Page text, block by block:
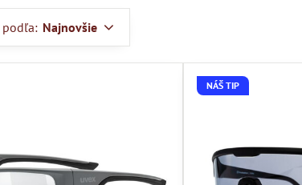
podľa: Najnovšie
NÁŠ TIP